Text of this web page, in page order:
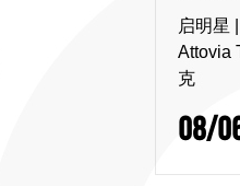
启明星
Attovia
克
08/